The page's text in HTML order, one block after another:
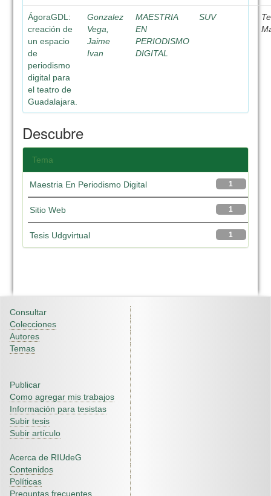
ÁgoraGDL:
creación de
un espacio
de
periodismo
digital para
el teatro de
Guadalajara.
Gonzalez
Vega,
Jaime
Ivan
MAESTRIA
EN
PERIODISMO
DIGITAL
SUV
Descubre
Tema
1
Maestria En Periodismo Digital
1
Sitio Web
1
Tesis Udgvirtual
Consultar
Colecciones
Autores
Temas
Publicar
Como agregar mis trabajos
Información para tesistas
Subir tesis
Subir artículo
Acerca de RIUdeG
Contenidos
Políticas
Preguntas frecuentes